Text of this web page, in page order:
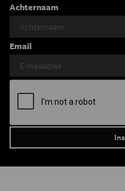
Achternaam
Email